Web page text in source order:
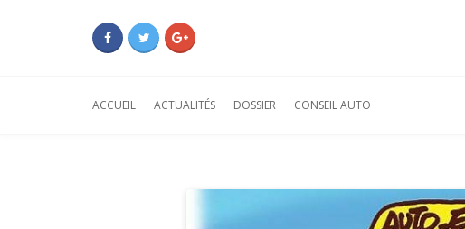
ACCUEIL ACTUALITÉS DOSSIER CONSEIL AUTO